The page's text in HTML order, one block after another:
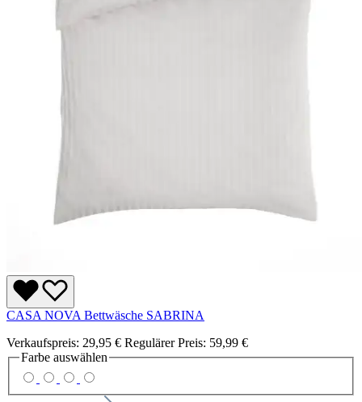
CASA NOVA Bettwäsche SABRINA
Verkaufspreis: 29,95 € Regulärer Preis: 59,99 €
Farbe auswählen